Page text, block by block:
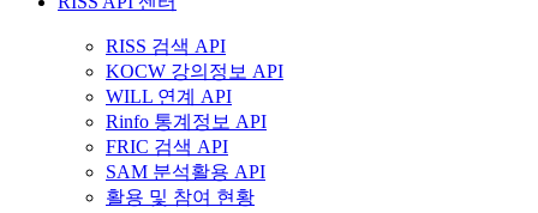
RISS 검색 API
KOCW 강의정보 API
WILL 연계 API
Rinfo 통계정보 API
FRIC 검색 API
SAM 분석활용 API
활용 및 참여 현황